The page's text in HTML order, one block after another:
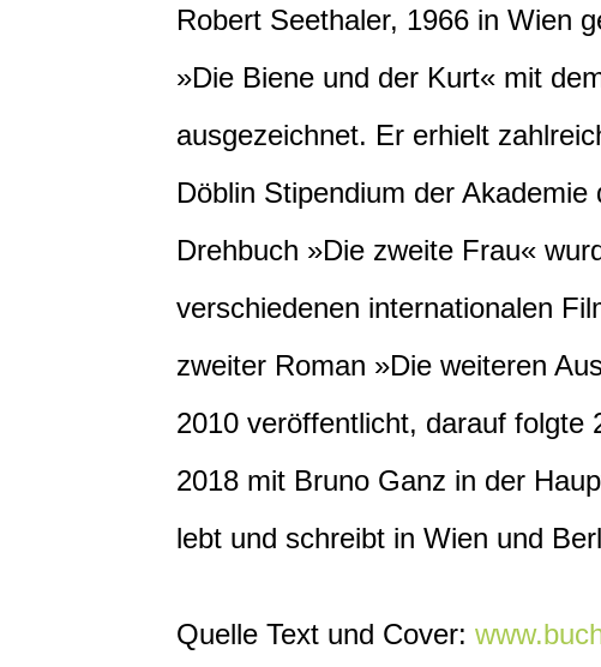
Robert Seethaler, 1966 in Wien
»Die Biene und der Kurt« mit
ausgezeichnet. Er erhielt
Döblin Stipendium der
Drehbuch »Die zweite Frau«
verschiedenen internationalen
zweiter Roman »Die weiteren
2010 veröffentlicht, darauf folgte
2018 mit Bruno Ganz in der
lebt und schreibt in Wien und
Quelle Text und Cover: